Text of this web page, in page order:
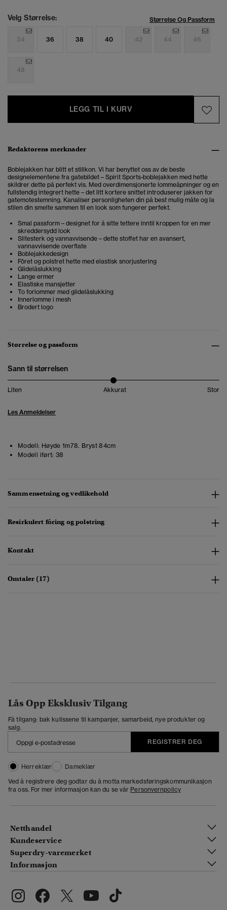
Velg Størrelse: Størrelse Og Passform
34 36 38 40 42 44 46
48
LEGG TIL I KURV
Redaktørens merknader
Boblejakken har blitt et stilikon. Vi har benyttet oss av de beste
designelementene fra gatebildet – Spirit Sports-boblejakken med hette
skildrer dette på perfekt vis. Med overdimensjonerte lommeåpninger og en
fullstendig integrert hette – det litt kortere snittet introduserer jakken for
gatemotestemning. Kanaliser personligheten din på best mulig måte og la
stilen din smelte sammen til en look som fungerer perfekt.
Smal passform – designet for å sitte tettere inntil kroppen for en mer
skreddersydd look
Slitesterk og vannavvisende – dette stoffet har en avansert,
vannavvisende overflate
Boblejakkedesign
Fôret og polstret hette med elastisk snorjustering
Glidelåslukking
Lange ermer
Elastiske mansjetter
To forlommer med glidelåslukking
Innerlomme i mesh
Brodert logo
Størrelse og passform
Sann til størrelsen
Liten Akkurat Stor
Les Anmeldelser
Modell: Høyde 1m78. Bryst 84cm
Modell iført: 38
Sammensetning og vedlikehold
Resirkulert fôring og polstring
Kontakt
Omtaler (17)
Lås Opp Eksklusiv Tilgang
Få tilgang: bak kulissene til kampanjer, samarbeid, nye produkter og
salg.
REGISTRER DEG
Herreklær
Dameklær
Ved å registrere deg godtar du å motta markedsføringskommunikasjon
fra oss. For mer informasjon kan du se vår Personvernpolicy
Netthandel
Kundeservice
Superdry-varemerket
Informasjon